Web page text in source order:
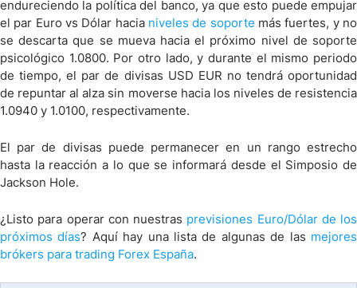
endureciendo la política del banco, ya que esto puede empujar
el par Euro vs Dólar hacia niveles de soporte más fuertes, y no
se descarta que se mueva hacia el próximo nivel de soporte
psicológico 1.0800. Por otro lado, y durante el mismo periodo
de tiempo, el par de divisas USD EUR no tendrá oportunidad
de repuntar al alza sin moverse hacia los niveles de resistencia
1.0940 y 1.0100, respectivamente.
El par de divisas puede permanecer en un rango estrecho
hasta la reacción a lo que se informará desde el Simposio de
Jackson Hole.
¿Listo para operar con nuestras previsiones Euro/Dólar de los
próximos días? Aquí hay una lista de algunas de las mejores
brókers para trading Forex España.